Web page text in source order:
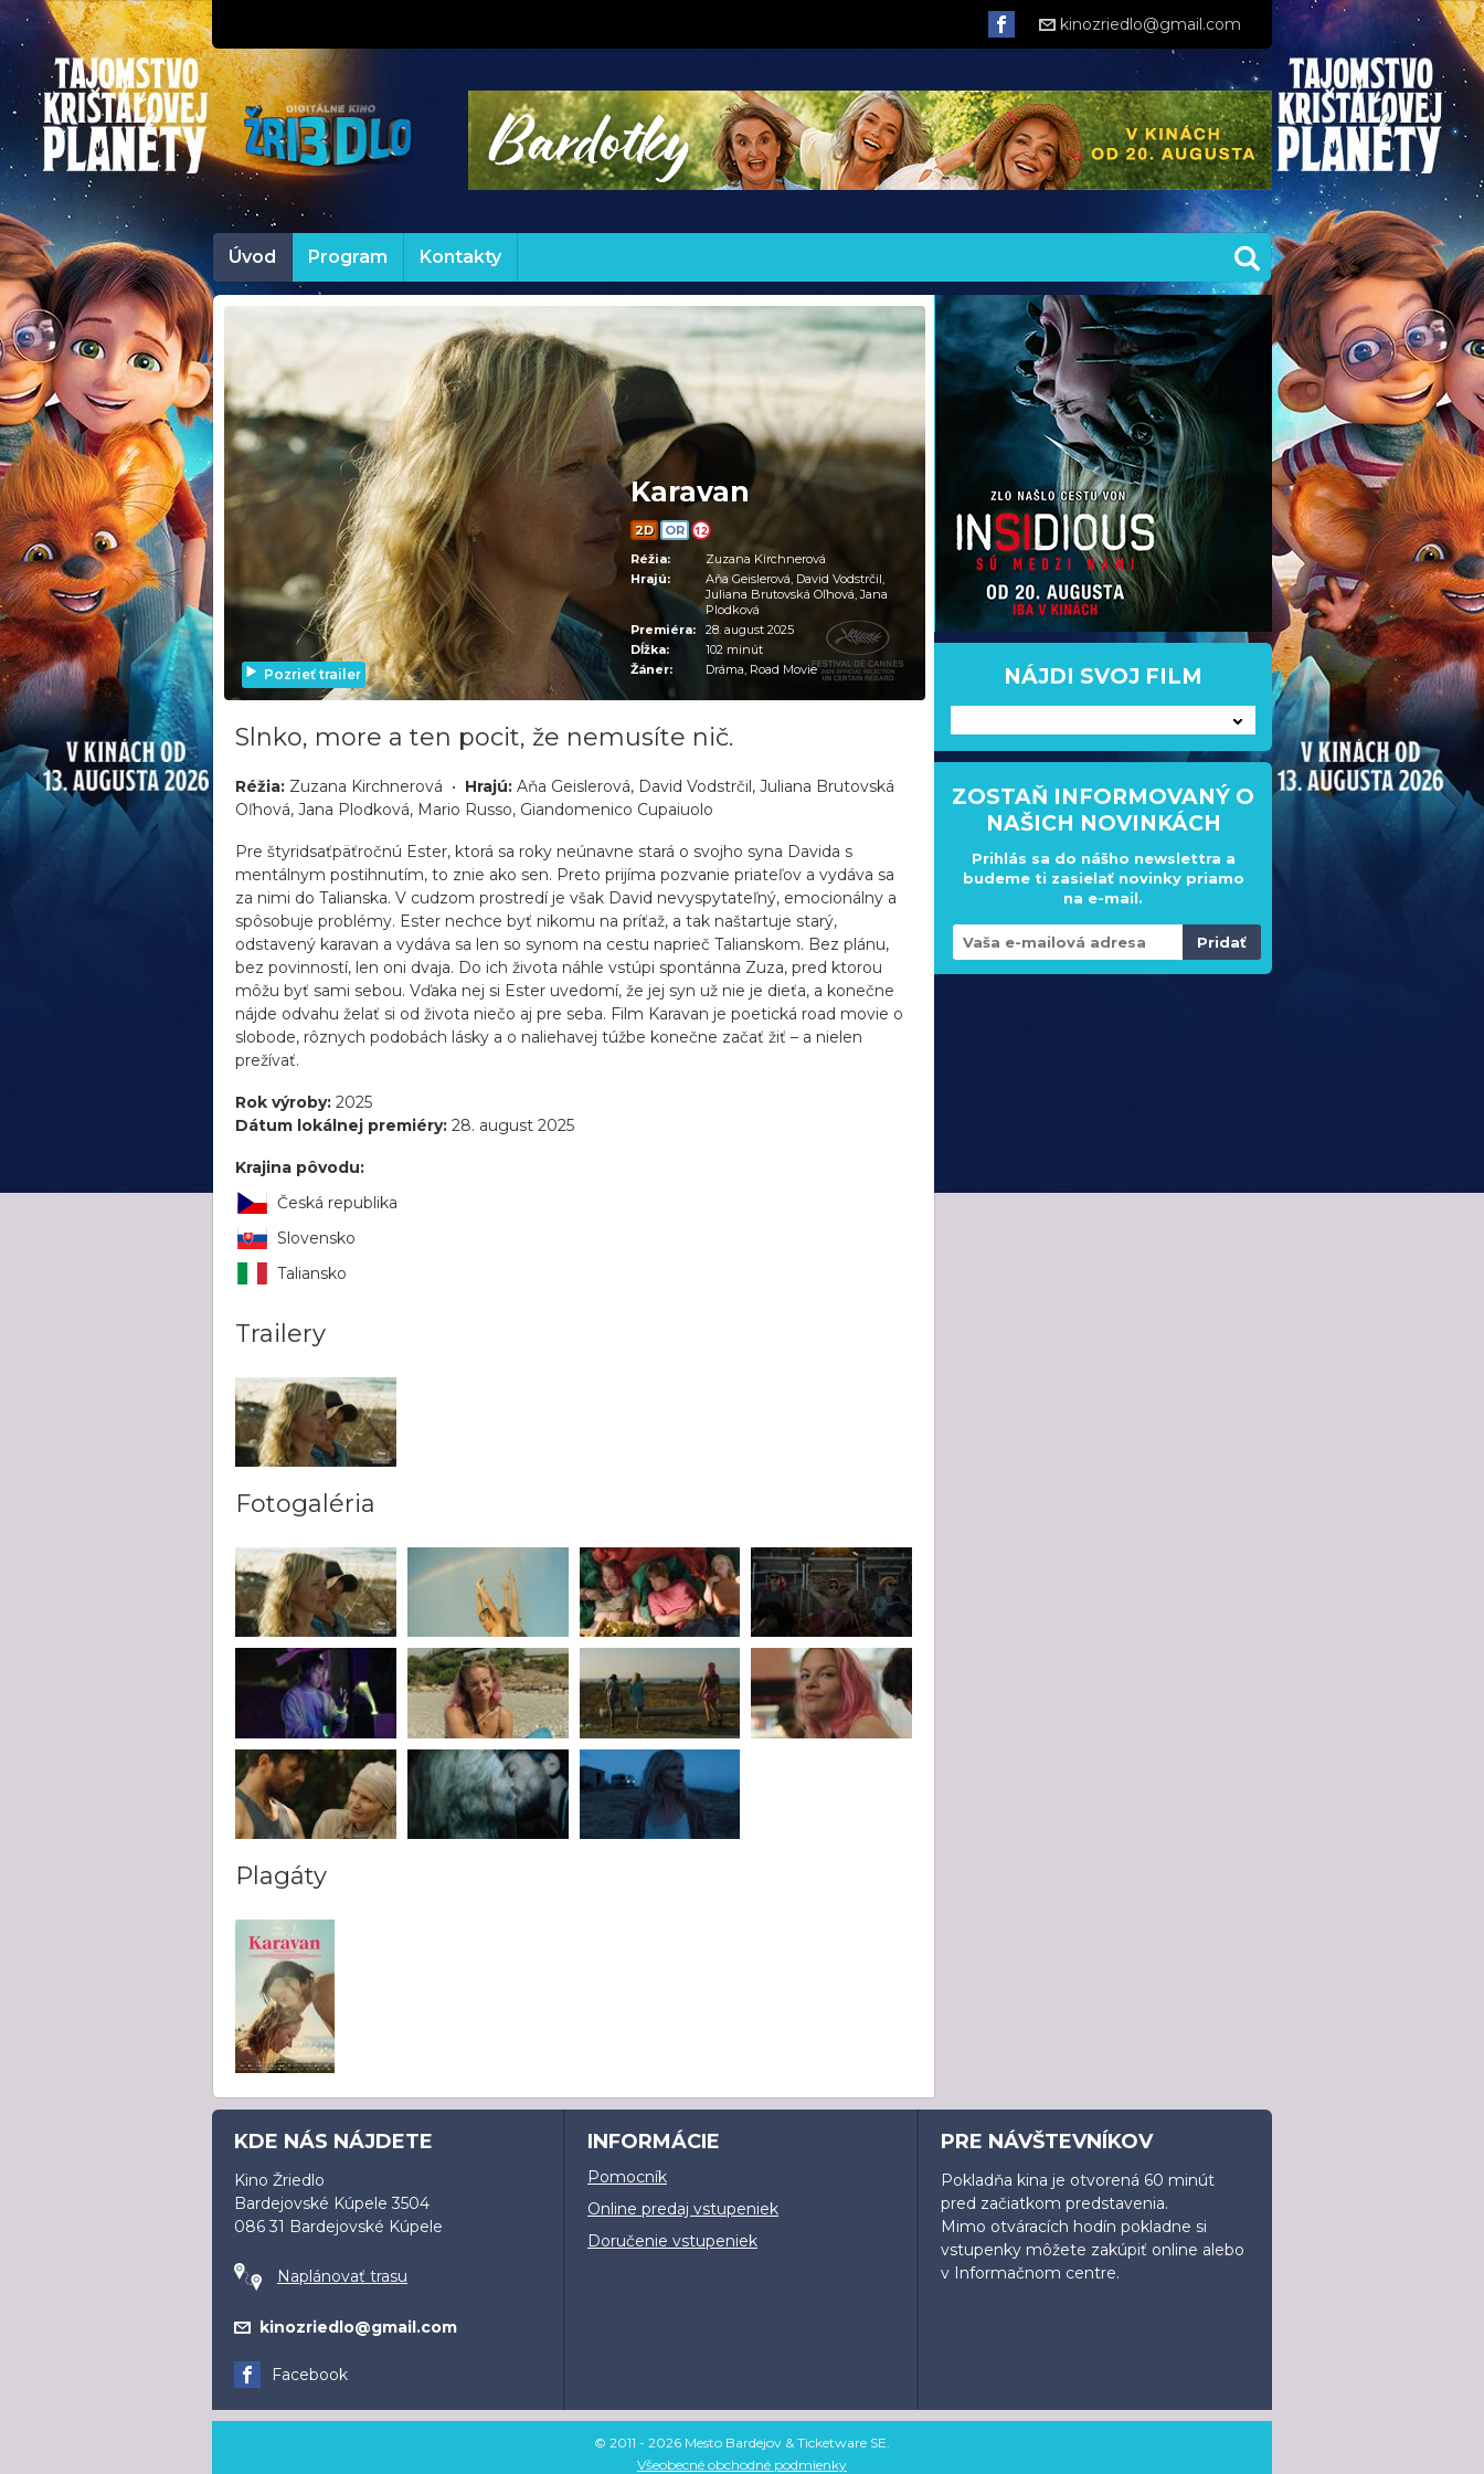
kinozriedlo@gmail.com
Úvod Program Kontakty
Pozrieť trailer
Karavan
2D OR
12
Réžia:
Zuzana Kirchnerová
Hrajú:
Aňa Geislerová, David Vodstrčil,
Juliana Brutovská Oľhová, Jana
Plodková
Premiéra:
28. august 2025
Dĺžka:
102 minút
Žáner:
Dráma, Road Movie
Slnko, more a ten pocit, že nemusíte nič.
Réžia: Zuzana Kirchnerová • Hrajú: Aňa Geislerová, David Vodstrčil, Juliana Brutovská
Oľhová, Jana Plodková, Mario Russo, Giandomenico Cupaiuolo
Pre štyridsaťpäťročnú Ester, ktorá sa roky neúnavne stará o svojho syna Davida s
mentálnym postihnutím, to znie ako sen. Preto prijíma pozvanie priateľov a vydáva sa
za nimi do Talianska. V cudzom prostredí je však David nevyspytateľný, emocionálny a
spôsobuje problémy. Ester nechce byť nikomu na príťaž, a tak naštartuje starý,
odstavený karavan a vydáva sa len so synom na cestu naprieč Talianskom. Bez plánu,
bez povinností, len oni dvaja. Do ich života náhle vstúpi spontánna Zuza, pred ktorou
môžu byť sami sebou. Vďaka nej si Ester uvedomí, že jej syn už nie je dieťa, a konečne
nájde odvahu želať si od života niečo aj pre seba. Film Karavan je poetická road movie o
slobode, rôznych podobách lásky a o naliehavej túžbe konečne začať žiť – a nielen
prežívať.
Rok výroby: 2025
Dátum lokálnej premiéry: 28. august 2025
Krajina pôvodu:
Česká republika
Slovensko
Taliansko
Trailery
Fotogaléria
Plagáty
NÁJDI SVOJ FILM
ZOSTAŇ INFORMOVANÝ O
NAŠICH NOVINKÁCH
Prihlás sa do nášho newslettra a
budeme ti zasielať novinky priamo
na e-mail.
KDE NÁS NÁJDETE
Kino Žriedlo
Bardejovské Kúpele 3504
086 31 Bardejovské Kúpele
Naplánovať trasu
kinozriedlo@gmail.com
Facebook
INFORMÁCIE
Pomocník
Online predaj vstupeniek
Doručenie vstupeniek
PRE NÁVŠTEVNÍKOV
Pokladňa kina je otvorená 60 minút
pred začiatkom predstavenia.
Mimo otváracích hodín pokladne si
vstupenky môžete zakúpiť online alebo
v Informačnom centre.
© 2011 - 2026 Mesto Bardejov & Ticketware SE.
Všeobecné obchodné podmienky